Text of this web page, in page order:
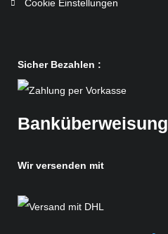
Cookie Einstellungen
Sicher Bezahlen :
Banküberweisung
Wir versenden mit